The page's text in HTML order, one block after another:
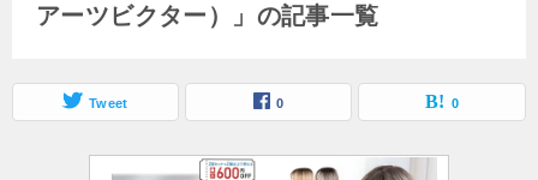
アーツビクター）」の記事一覧
Tweet 0 0